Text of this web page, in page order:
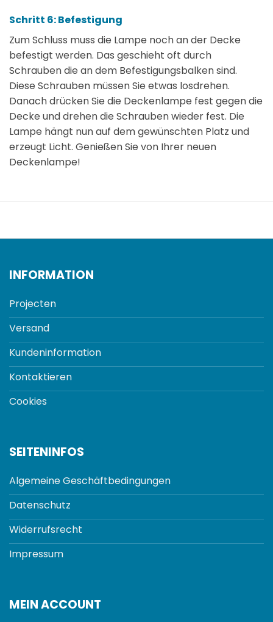
Schritt 6: Befestigung
Zum Schluss muss die Lampe noch an der Decke
befestigt werden. Das geschieht oft durch
Schrauben die an dem Befestigungsbalken sind.
Diese Schrauben müssen Sie etwas losdrehen.
Danach drücken Sie die Deckenlampe fest gegen die
Decke und drehen die Schrauben wieder fest. Die
Lampe hängt nun auf dem gewünschten Platz und
erzeugt Licht. Genießen Sie von Ihrer neuen
Deckenlampe!
INFORMATION
Projecten
Versand
Kundeninformation
Kontaktieren
Cookies
SEITENINFOS
Algemeine Geschäftbedingungen
Datenschutz
Widerrufsrecht
Impressum
MEIN ACCOUNT